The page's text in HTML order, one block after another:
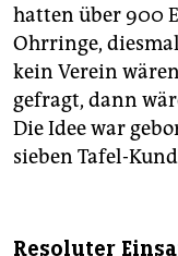
hatten über 900
Ohrringe,
kein Verein
gefragt, dann
Die Idee war
sieben Tafel-
Resoluter